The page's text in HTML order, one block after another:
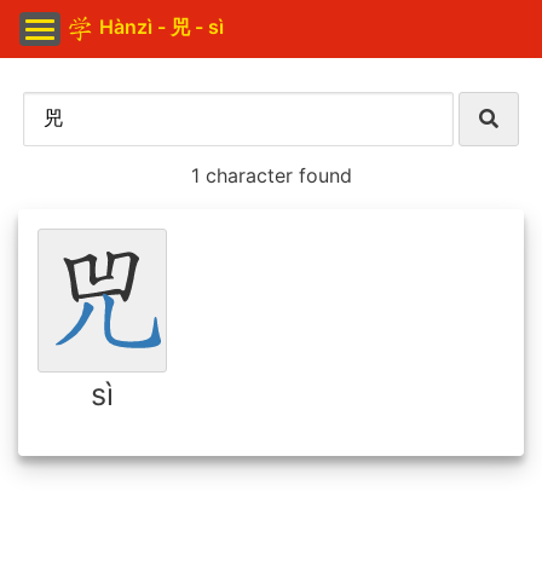
Hànzì - 兕 - sì
1 character found
sì